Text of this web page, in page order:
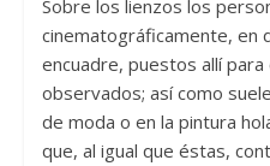
Sobre los lienzos los
cinematográficamente, en
encuadre, puestos allí
observados; así como
de moda o en la pintura
que, al igual que éstas,